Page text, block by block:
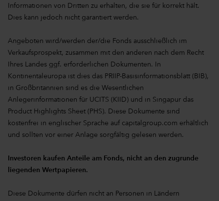
Informationen von Dritten zu erhalten, die sie für korrekt hält.
Dies kann jedoch nicht garantiert werden.
Angeboten wird/werden der/die Fonds ausschließlich im
Verkaufsprospekt, zusammen mit den anderen nach dem Recht
Ihres Landes ggf. erforderlichen Dokumenten. In
Kontinentaleuropa ist dies das PRIIP-Basisinformationsblatt (BIB),
in Großbritannien sind es die Wesentlichen
Anlegerinformationen für UCITS (KIID) und in Singapur das
Product Highlights Sheet (PHS). Diese Dokumente sind
kostenfrei in englischer Sprache auf capitalgroup.com erhältlich
und sollten vor einer Anlage sorgfältig gelesen werden.
Investoren kaufen Anteile am Fonds, nicht an den zugrunde
liegenden Wertpapieren.
Diese Dokumente dürfen nicht an Personen in Ländern